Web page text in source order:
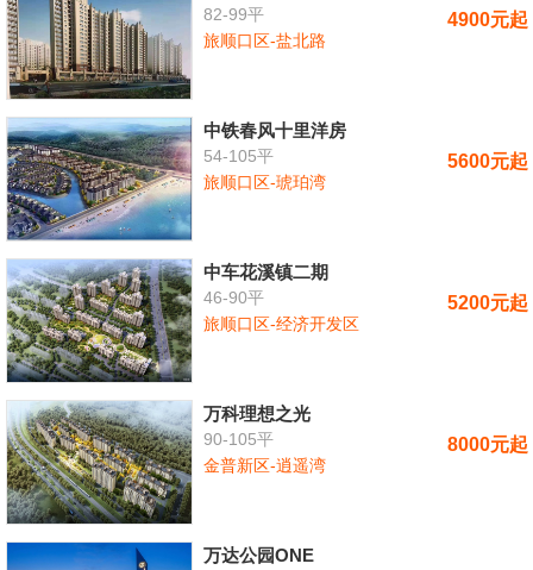
82-99平
旅顺口区-盐北路
4900元起
中铁春风十里洋房
54-105平
旅顺口区-琥珀湾
5600元起
中车花溪镇二期
46-90平
旅顺口区-经济开发区
5200元起
万科理想之光
90-105平
金普新区-逍遥湾
8000元起
万达公园ONE